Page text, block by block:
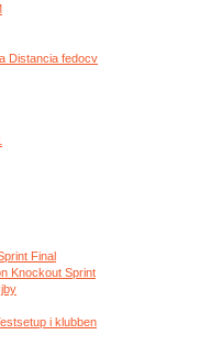
Distancia fedocv
Final
Knockout Sprint
i klubben